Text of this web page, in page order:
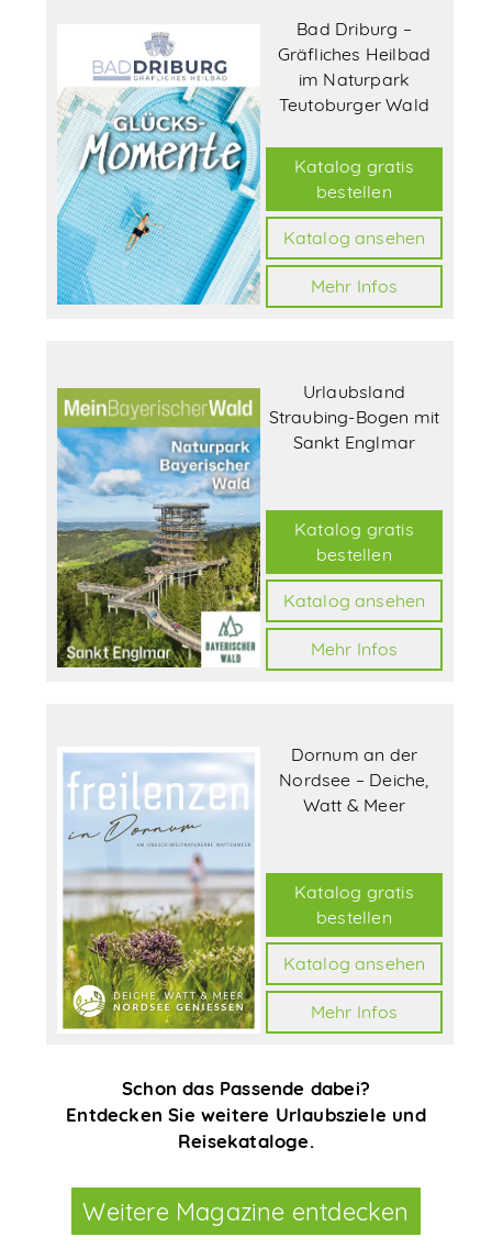
Bad Driburg –
Gräfliches Heilbad
im Naturpark
Teutoburger Wald
Katalog gratis
bestellen
Katalog ansehen
Mehr Infos
Urlaubsland
Straubing-Bogen mit
Sankt Englmar
Katalog gratis
bestellen
Katalog ansehen
Mehr Infos
Dornum an der
Nordsee – Deiche,
Watt & Meer
Katalog gratis
bestellen
Katalog ansehen
Mehr Infos
Schon das Passende dabei?
Entdecken Sie weitere Urlaubsziele und
Reisekataloge.
Weitere Magazine entdecken